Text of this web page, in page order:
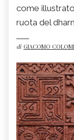
come
ruota del
di GIACOMO